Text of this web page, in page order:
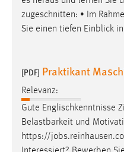
zugeschnitten: • Im
Sie einen tiefen Einblick in
[PDF] Praktikant
Relevanz:
Gute Englischkenntnisse
Belastbarkeit und
https://jobs